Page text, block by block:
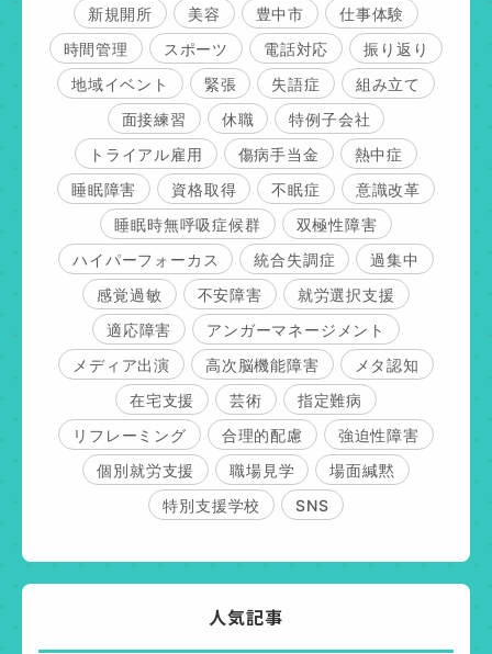
新規開所
美容 豊中市
仕事体験
時間管理
スポーツ 電話対応
振り返り
地域イベント
緊張 失語症
組み立て
面接練習
休職
特例子会社
トライアル雇用
傷病手当金
熱中症
睡眠障害
資格取得 不眠症
意識改革
睡眠時無呼吸症候群
双極性障害
ハイパーフォーカス
統合失調症
過集中
感覚過敏
不安障害
就労選択支援
適応障害
アンガーマネージメント
メディア出演
高次脳機能障害
メタ認知
在宅支援
芸術
指定難病
リフレーミング
合理的配慮
強迫性障害
個別就労支援
職場見学
場面緘黙
特別支援学校
SNS
人気記事